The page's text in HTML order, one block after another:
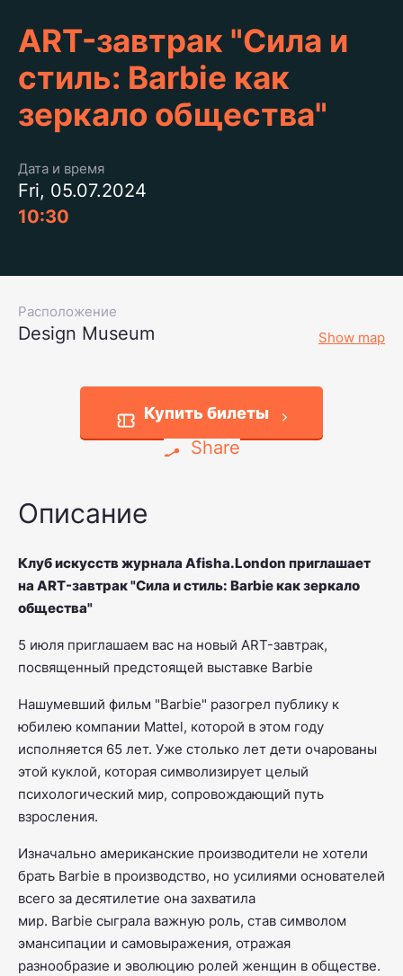
ART-завтрак "Сила и
стиль: Barbie как
зеркало общества"
Дата и время
Fri, 05.07.2024
10:30
Расположение
Design Museum Show map
Купить билеты
Share
Описание
Клуб искусств журнала Afisha.London приглашает
на ART-завтрак "Сила и стиль: Barbie как зеркало
общества"
5 июля приглашаем вас на новый ART-завтрак,
посвященный предстоящей выставке Barbie
Нашумевший фильм "Barbie" разогрел публику к
юбилею компании Mattel, которой в этом году
исполняется 65 лет. Уже столько лет дети очарованы
этой куклой, которая символизирует целый
психологический мир, сопровождающий путь
взросления.
Изначально американские производители не хотели
брать Barbie в производство, но усилиями основателей
всего за десятилетие она захватила
мир. Barbie сыграла важную роль, став символом
эмансипации и самовыражения, отражая
разнообразие и эволюцию ролей женщин в обществе.